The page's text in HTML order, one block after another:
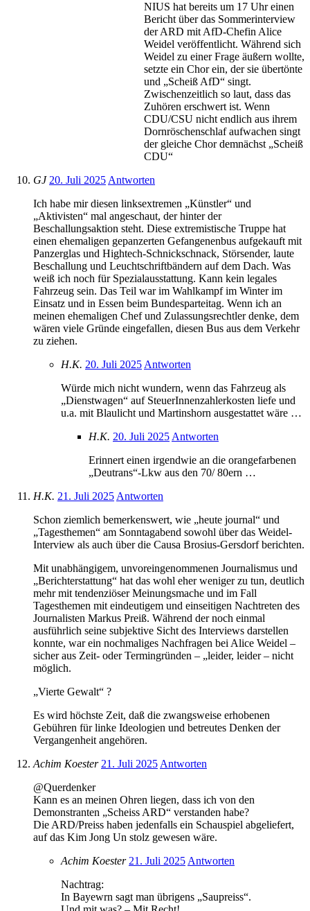
NIUS hat bereits um 17 Uhr einen
Bericht über das Sommerinterview
der ARD mit AfD-Chefin Alice
Weidel veröffentlicht. Während sich
Weidel zu einer Frage äußern wollte,
setzte ein Chor ein, der sie übertönte
und „Scheiß AfD“ singt.
Zwischenzeitlich so laut, dass das
Zuhören erschwert ist. Wenn
CDU/CSU nicht endlich aus ihrem
Dornröschenschlaf aufwachen singt
der gleiche Chor demnächst „Scheiß
CDU“
GJ 20. Juli 2025 Antworten
Ich habe mir diesen linksextremen „Künstler“ und
„Aktivisten“ mal angeschaut, der hinter der
Beschallungsaktion steht. Diese extremistische Truppe hat
einen ehemaligen gepanzerten Gefangenenbus aufgekauft mit
Panzerglas und Hightech-Schnickschnack, Störsender, laute
Beschallung und Leuchtschriftbändern auf dem Dach. Was
weiß ich noch für Spezialausstattung. Kann kein legales
Fahrzeug sein. Das Teil war im Wahlkampf im Winter im
Einsatz und in Essen beim Bundesparteitag. Wenn ich an
meinen ehemaligen Chef und Zulassungsrechtler denke, dem
wären viele Gründe eingefallen, diesen Bus aus dem Verkehr
zu ziehen.
H.K. 20. Juli 2025 Antworten
Würde mich nicht wundern, wenn das Fahrzeug als
„Dienstwagen“ auf SteuerInnenzahlerkosten liefe und
u.a. mit Blaulicht und Martinshorn ausgestattet wäre …
H.K. 20. Juli 2025 Antworten
Erinnert einen irgendwie an die orangefarbenen
„Deutrans“-Lkw aus den 70/ 80ern …
H.K. 21. Juli 2025 Antworten
Schon ziemlich bemerkenswert, wie „heute journal“ und
„Tagesthemen“ am Sonntagabend sowohl über das Weidel-
Interview als auch über die Causa Brosius-Gersdorf berichten.
Mit unabhängigem, unvoreingenommenen Journalismus und
„Berichterstattung“ hat das wohl eher weniger zu tun, deutlich
mehr mit tendenziöser Meinungsmache und im Fall
Tagesthemen mit eindeutigem und einseitigen Nachtreten des
Journalisten Markus Preiß. Während der noch einmal
ausführlich seine subjektive Sicht des Interviews darstellen
konnte, war ein nochmaliges Nachfragen bei Alice Weidel –
sicher aus Zeit- oder Termingründen – „leider, leider – nicht
möglich.
„Vierte Gewalt“ ?
Es wird höchste Zeit, daß die zwangsweise erhobenen
Gebühren für linke Ideologien und betreutes Denken der
Vergangenheit angehören.
Achim Koester 21. Juli 2025 Antworten
@Querdenker
Kann es an meinen Ohren liegen, dass ich von den
Demonstranten „Scheiss ARD“ verstanden habe?
Die ARD/Preiss haben jedenfalls ein Schauspiel abgeliefert,
auf das Kim Jong Un stolz gewesen wäre.
Achim Koester 21. Juli 2025 Antworten
Nachtrag:
In Bayewrn sagt man übrigens „Saupreiss“.